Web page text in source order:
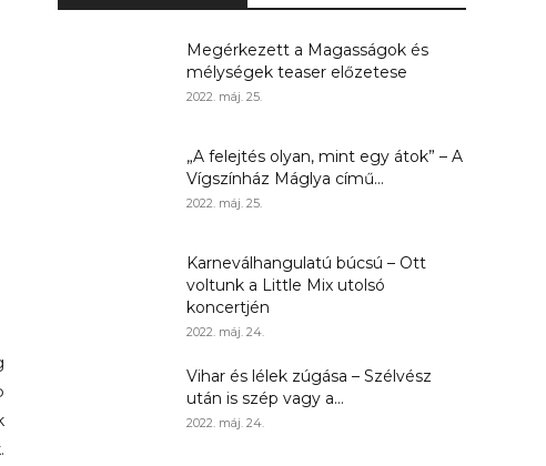
Megérkezett a Magasságok és
mélységek teaser előzetese
2022. máj. 25.
„A felejtés olyan, mint egy átok” – A
Vígszínház Máglya című...
2022. máj. 25.
Karneválhangulatú búcsú – Ott
voltunk a Little Mix utolsó
koncertjén
2022. máj. 24.
Vihar és lélek zúgása – Szélvész
után is szép vagy a...
2022. máj. 24.